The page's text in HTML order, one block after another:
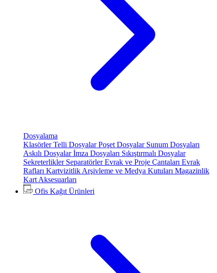
Dosyalama
KlasörlerTelli DosyalarPoşet Dosyalar Sunum Dosyaları
Askılı Dosyalarİmza Dosyaları Sıkıştırmalı Dosyalar
Sekreterlikler SeparatörlerEvrak ve Proje Çantaları Evrak
Rafları Kartvizitlik Arşivleme ve Medya Kutuları Magazinlik
Kart Aksesuarları
Ofis Kağıt Ürünleri